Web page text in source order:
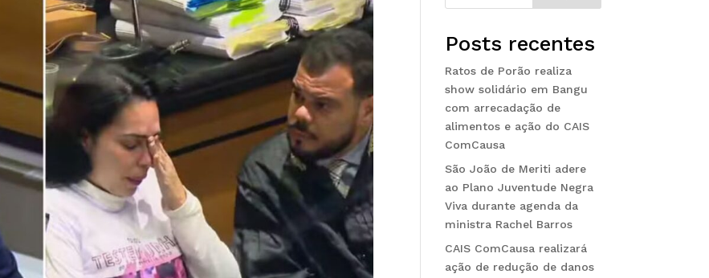
Posts recentes
Ratos de Porão realiza
show solidário em Bangu
com arrecadação de
alimentos e ação do CAIS
ComCausa
São João de Meriti adere
ao Plano Juventude Negra
Viva durante agenda da
ministra Rachel Barros
CAIS ComCausa realizará
ação de redução de danos